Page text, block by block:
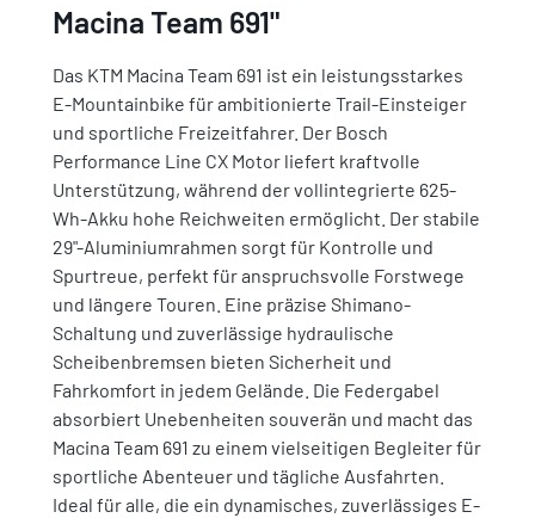
Macina Team 691"
Das KTM Macina Team 691 ist ein leistungsstarkes
E-Mountainbike für ambitionierte Trail-Einsteiger
und sportliche Freizeitfahrer. Der Bosch
Performance Line CX Motor liefert kraftvolle
Unterstützung, während der vollintegrierte 625-
Wh-Akku hohe Reichweiten ermöglicht. Der stabile
29"-Aluminiumrahmen sorgt für Kontrolle und
Spurtreue, perfekt für anspruchsvolle Forstwege
und längere Touren. Eine präzise Shimano-
Schaltung und zuverlässige hydraulische
Scheibenbremsen bieten Sicherheit und
Fahrkomfort in jedem Gelände. Die Federgabel
absorbiert Unebenheiten souverän und macht das
Macina Team 691 zu einem vielseitigen Begleiter für
sportliche Abenteuer und tägliche Ausfahrten.
Ideal für alle, die ein dynamisches, zuverlässiges E-